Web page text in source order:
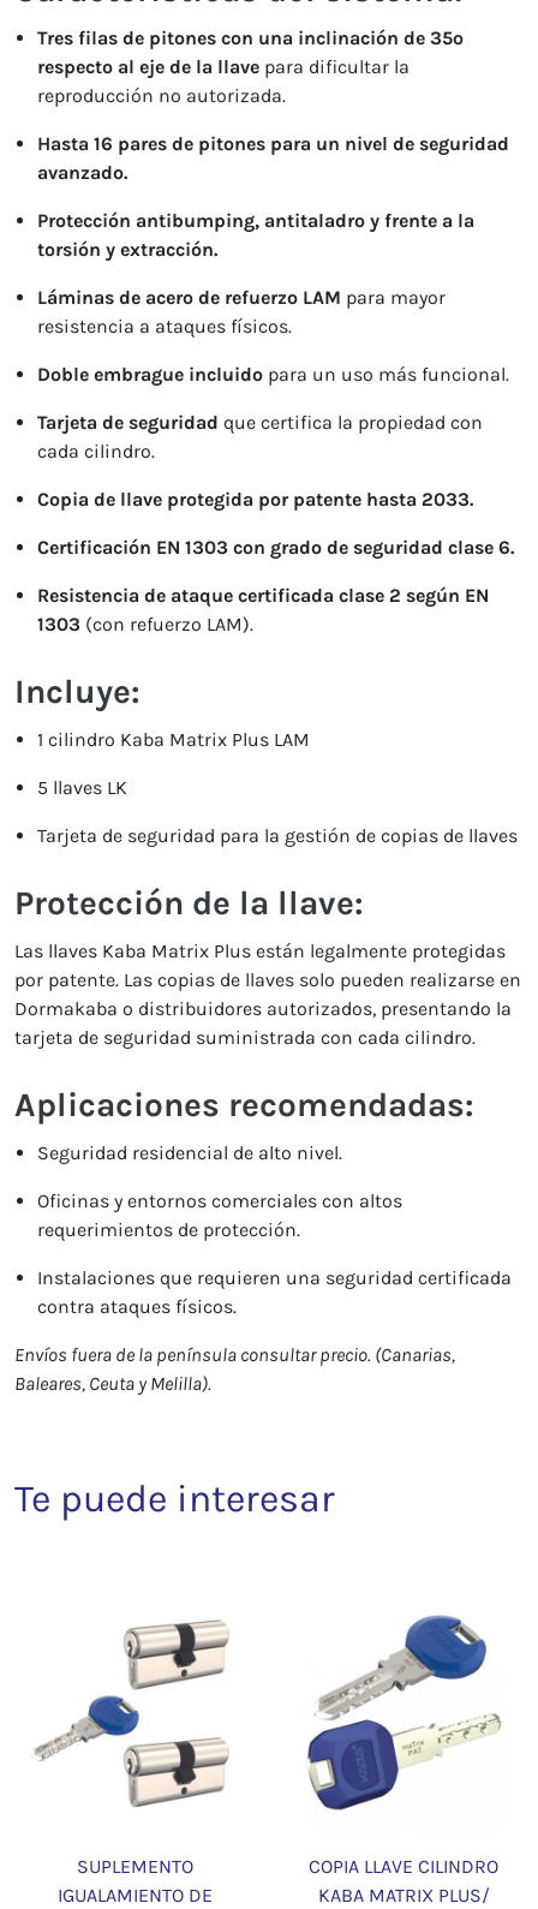
Tres filas de pitones con una inclinación de 35º
respecto al eje de la llave para dificultar la
reproducción no autorizada.
Hasta 16 pares de pitones para un nivel de seguridad
avanzado.
Protección antibumping, antitaladro y frente a la
torsión y extracción.
Láminas de acero de refuerzo LAM para mayor
resistencia a ataques físicos.
Doble embrague incluido para un uso más funcional.
Tarjeta de seguridad que certifica la propiedad con
cada cilindro.
Copia de llave protegida por patente hasta 2033.
Certificación EN 1303 con grado de seguridad clase 6.
Resistencia de ataque certificada clase 2 según EN
1303 (con refuerzo LAM).
Incluye:
1 cilindro Kaba Matrix Plus LAM
5 llaves LK
Tarjeta de seguridad para la gestión de copias de llaves
Protección de la llave:
Las llaves Kaba Matrix Plus están legalmente protegidas
por patente. Las copias de llaves solo pueden realizarse en
Dormakaba o distribuidores autorizados, presentando la
tarjeta de seguridad suministrada con cada cilindro.
Aplicaciones recomendadas:
Seguridad residencial de alto nivel.
Oficinas y entornos comerciales con altos
requerimientos de protección.
Instalaciones que requieren una seguridad certificada
contra ataques físicos.
Envíos fuera de la península consultar precio. (Canarias,
Baleares, Ceuta y Melilla).
Te puede interesar
SUPLEMENTO
IGUALAMIENTO DE
COPIA LLAVE CILINDRO
KABA MATRIX PLUS/